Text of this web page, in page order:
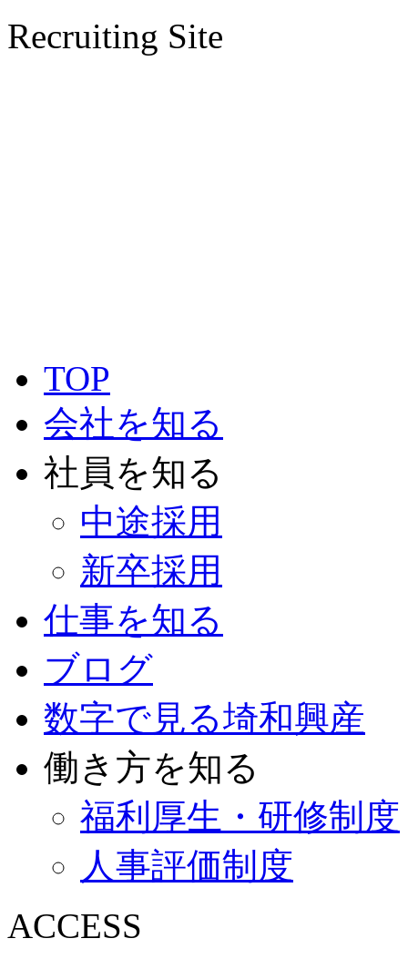
Recruiting Site
TOP
会社を知る
社員を知る
中途採用
新卒採用
仕事を知る
ブログ
数字で見る埼和興産
働き方を知る
福利厚生・研修制度
人事評価制度
ACCESS